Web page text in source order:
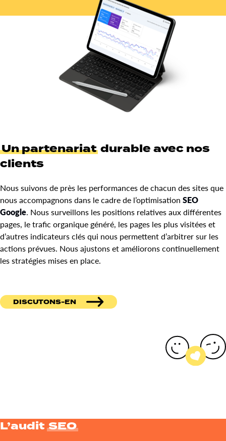
Un partenariat durable avec nos
clients
Nous suivons de près les performances de chacun des sites que
nous accompagnons dans le cadre de l’optimisation SEO
Google. Nous surveillons les positions relatives aux différentes
pages, le trafic organique généré, les pages les plus visitées et
d’autres indicateurs clés qui nous permettent d’arbitrer sur les
actions prévues. Nous ajustons et améliorons continuellement
les stratégies mises en place.
DISCUTONS-EN
L’audit SEO